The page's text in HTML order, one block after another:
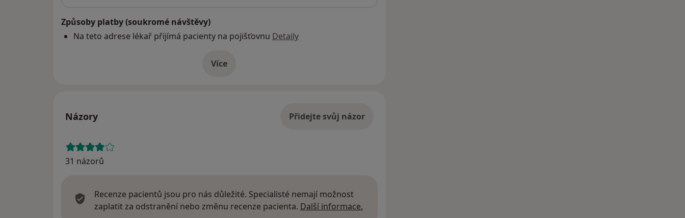
Způsoby platby (soukromé návštěvy)
Na teto adrese lékař přijímá pacienty na pojišťovnu Detaily
Víceo adrese
Názory Přidejte svůj názor
31 názorů
Recenze pacientů jsou pro nás důležité. Specialisté nemají možnost
zaplatit za odstranění nebo změnu recenze pacienta. Další informace.